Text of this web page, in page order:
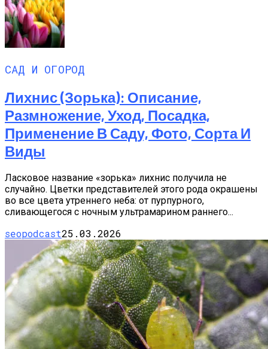
САД И ОГОРОД
Лихнис (Зорька): Описание,
Размножение, Уход, Посадка,
Применение В Саду, Фото, Сорта И
Виды
Ласковое название «зорька» лихнис получила не
случайно. Цветки представителей этого рода окрашены
во все цвета утреннего неба: от пурпурного,
сливающегося с ночным ультрамарином раннего...
seopodcast25.03.2026